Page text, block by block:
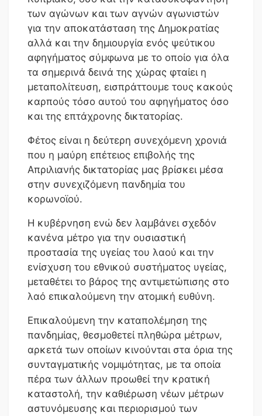
των αγώνων και των αγνών αγωνιστών
για την αποκατάσταση της Δημοκρατίας
αλλά και την δημιουργία ενός ψεύτικου
αφηγήματος σύμφωνα με το οποίο για όλα
τα σημερινά δεινά της χώρας φταίει η
μεταπολίτευση, εισπράττουμε τους κακούς
καρπούς τόσο αυτού του αφηγήματος όσο
και της επτάχρονης δικτατορίας.
Φέτος είναι η δεύτερη συνεχόμενη χρονιά
που η μαύρη επέτειος επιβολής της
Απριλιανής δικτατορίας μας βρίσκει μέσα
στην συνεχιζόμενη πανδημία του
κορωνοϊού.
Η κυβέρνηση ενώ δεν λαμβάνει σχεδόν
κανένα μέτρο για την ουσιαστική
προστασία της υγείας του λαού και την
ενίσχυση του εθνικού συστήματος υγείας,
μεταθέτει το βάρος της αντιμετώπισης στο
λαό επικαλούμενη την ατομική ευθύνη.
Επικαλούμενη την καταπολέμηση της
πανδημίας, θεσμοθετεί πληθώρα μέτρων,
αρκετά των οποίων κινούνται στα όρια της
συνταγματικής νομιμότητας, με τα οποία
πέρα των άλλων προωθεί την κρατική
καταστολή, την καθιέρωση νέων μέτρων
αστυνόμευσης και περιορισμού των